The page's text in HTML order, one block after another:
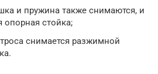
и пружина также снимаются, и
опорная стойка;
снимается разжимной